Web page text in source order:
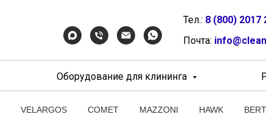
VELARGOS COMET MAZZONI HAWK
Тел.: 8 (800) 2017
Почта:
Оборудование для клининга